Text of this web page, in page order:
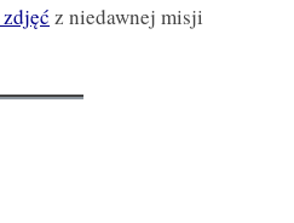
z niedawnej misji